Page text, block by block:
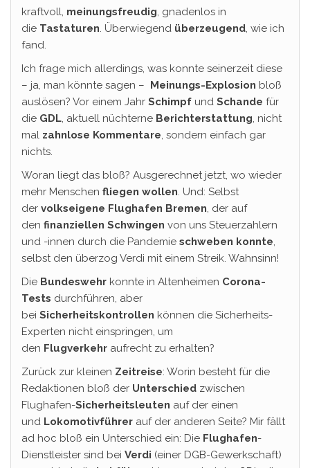
kraftvoll, meinungsfreudig, gnadenlos in
die Tastaturen. Überwiegend überzeugend, wie ich
fand.
Ich frage mich allerdings, was konnte seinerzeit diese
– ja, man könnte sagen – Meinungs-Explosion bloß
auslösen? Vor einem Jahr Schimpf und Schande für
die GDL, aktuell nüchterne Berichterstattung, nicht
mal zahnlose Kommentare, sondern einfach gar
nichts.
Woran liegt das bloß? Ausgerechnet jetzt, wo wieder
mehr Menschen fliegen wollen. Und: Selbst
der volkseigene Flughafen Bremen, der auf
den finanziellen Schwingen von uns Steuerzahlern
und -innen durch die Pandemie schweben konnte,
selbst den überzog Verdi mit einem Streik. Wahnsinn!
Die Bundeswehr konnte in Altenheimen Corona-
Tests durchführen, aber
bei Sicherheitskontrollen können die Sicherheits-
Experten nicht einspringen, um
den Flugverkehr aufrecht zu erhalten?
Zurück zur kleinen Zeitreise: Worin besteht für die
Redaktionen bloß der Unterschied zwischen
Flughafen-Sicherheitsleuten auf der einen
und Lokomotivführer auf der anderen Seite? Mir fällt
ad hoc bloß ein Unterschied ein: Die Flughafen-
Dienstleister sind bei Verdi (einer DGB-Gewerkschaft)